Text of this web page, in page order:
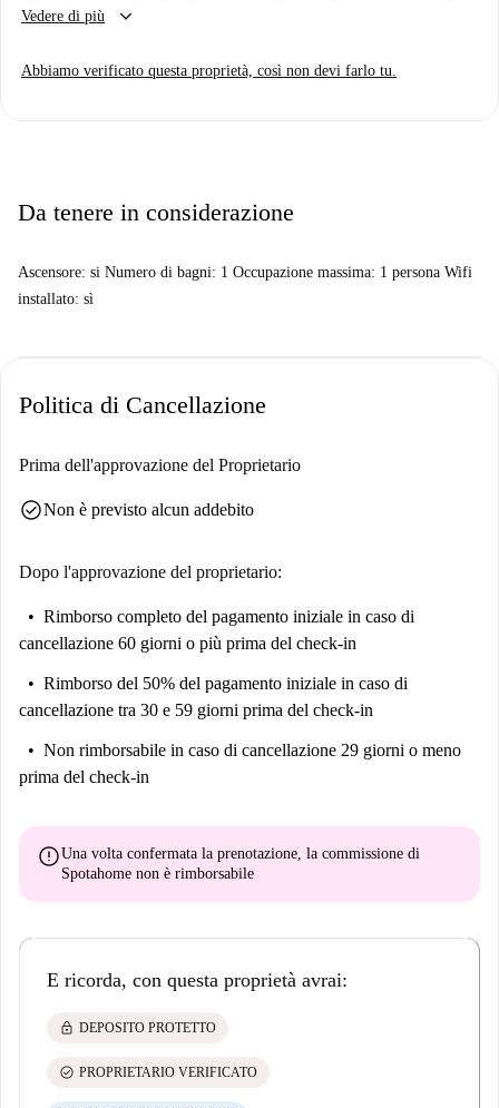
Vedere di più
keyboard_arrow_down
Abbiamo verificato questa proprietà, così non devi farlo tu.
Da tenere in considerazione
Ascensore: si Numero di bagni: 1 Occupazione massima: 1 persona Wifi
installato: sì
Politica di Cancellazione
Prima dell'approvazione del Proprietario
check_circleNon è previsto alcun addebito
Dopo l'approvazione del proprietario:
Rimborso completo del pagamento iniziale in caso di
cancellazione 60 giorni o più prima del check-in
Rimborso del 50% del pagamento iniziale in caso di
cancellazione tra 30 e 59 giorni prima del check-in
Non rimborsabile in caso di cancellazione 29 giorni o meno
prima del check-in
errorUna volta confermata la prenotazione, la commissione di
Spotahome non è rimborsabile
E ricorda, con questa proprietà avrai:
lock DEPOSITO PROTETTO
check_circle PROPRIETARIO VERIFICATO